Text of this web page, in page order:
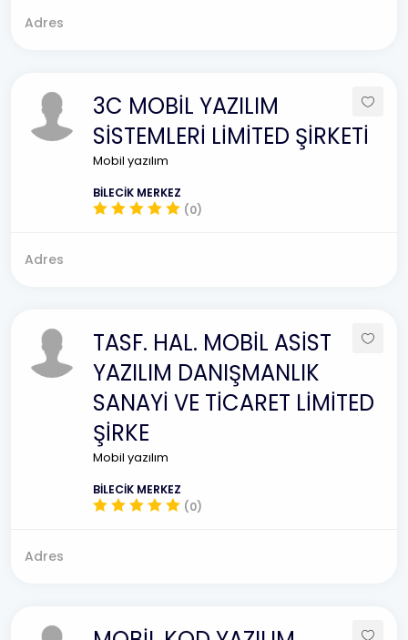
Adres
3C MOBİL YAZILIM
SİSTEMLERİ LİMİTED ŞİRKETİ
Mobil yazılım
BİLECİK MERKEZ
(0)
Adres
TASF. HAL. MOBİL ASİST
YAZILIM DANIŞMANLIK
SANAYİ VE TİCARET LİMİTED
ŞİRKE
Mobil yazılım
BİLECİK MERKEZ
(0)
Adres